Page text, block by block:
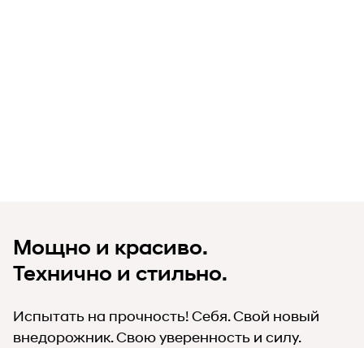
Мощно и красиво.
Технично и стильно.
Испытать на прочность! Себя. Свой новый
внедорожник. Свою уверенность и силу.